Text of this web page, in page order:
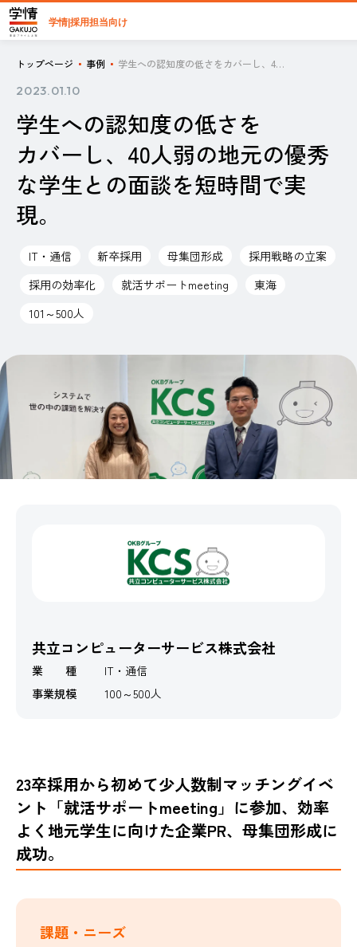
学情|採用担当向け
トップページ 事例 学生への認知度の低さをカバーし、40人弱の地元の優秀な学生との面談を短時間で実現。
2023.01.10
学生への認知度の低さを
カバーし、40人弱の地元の優秀
な学生との面談を短時間で実
現。
IT・通信 新卒採用 母集団形成
採用戦略の立案
採用の効率化
就活サポートmeeting
東海
101～500人
共立コンピューターサービス株式会社
業 種
IT・通信
事業規模
100～500人
23卒採用から初めて少人数制マッチングイベ
ント「就活サポートmeeting」に参加、効率
よく地元学生に向けた企業PR、母集団形成に
成功。
課題・ニーズ